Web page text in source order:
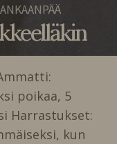
poikaa, 5
Harrastukset:
kun